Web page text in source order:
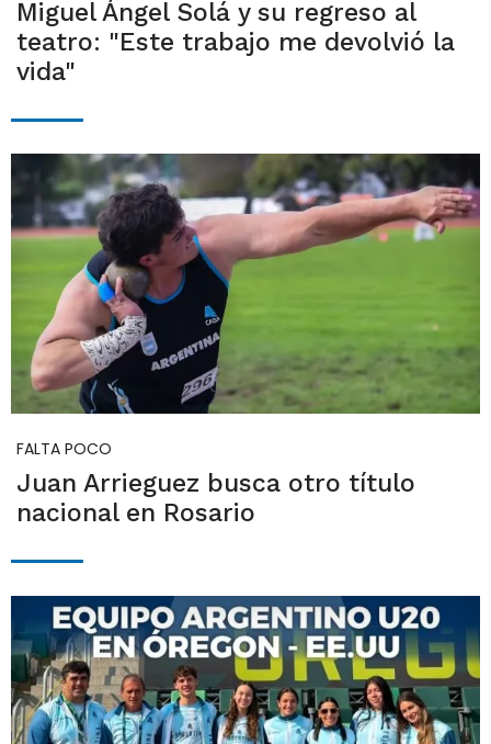
Miguel Ángel Solá y su regreso al
teatro: "Este trabajo me devolvió la
vida"
FALTA POCO
Juan Arrieguez busca otro título
nacional en Rosario